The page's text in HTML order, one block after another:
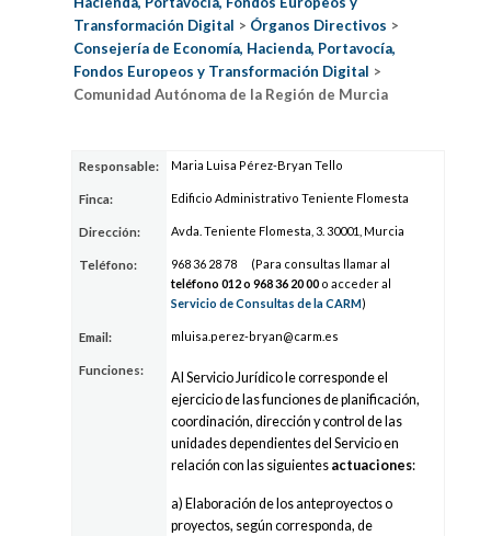
Transformación Digital > Órganos Directivos >
Consejería de Economía, Hacienda, Portavocía,
Fondos Europeos y Transformación Digital >
Comunidad Autónoma de la Región de Murcia
Responsable: Maria Luisa Pérez-Bryan Tello
Finca: Edificio Administrativo Teniente Flomesta
Dirección: Avda. Teniente Flomesta, 3. 30001, Murcia
Teléfono: 968 36 2878
(Para consultas llamar al
teléfono 012 o 968 36 2000 o acceder al
Servicio de Consultas de la CARM)
Email: mluisa.perez-bryan@carm.es
Funciones:
Al Servicio Jurídico le corresponde el
ejercicio de las funciones de planificación,
coordinación, dirección y control de las
unidades dependientes del Servicio en
relación con las siguientes actuaciones:
a) Elaboración de los anteproyectos o
proyectos, según corresponda, de